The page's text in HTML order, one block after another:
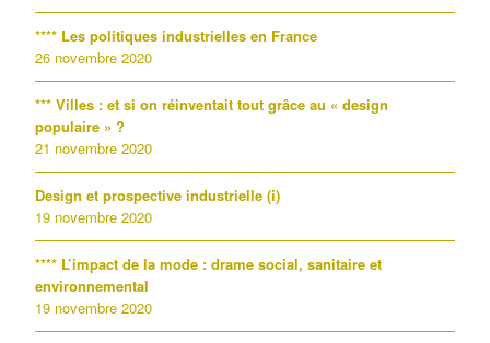
**** Les politiques industrielles en France
26 novembre 2020
*** Villes : et si on réinventait tout grâce au « design
populaire » ?
21 novembre 2020
Design et prospective industrielle (i)
19 novembre 2020
**** L’impact de la mode : drame social, sanitaire et
environnemental
19 novembre 2020